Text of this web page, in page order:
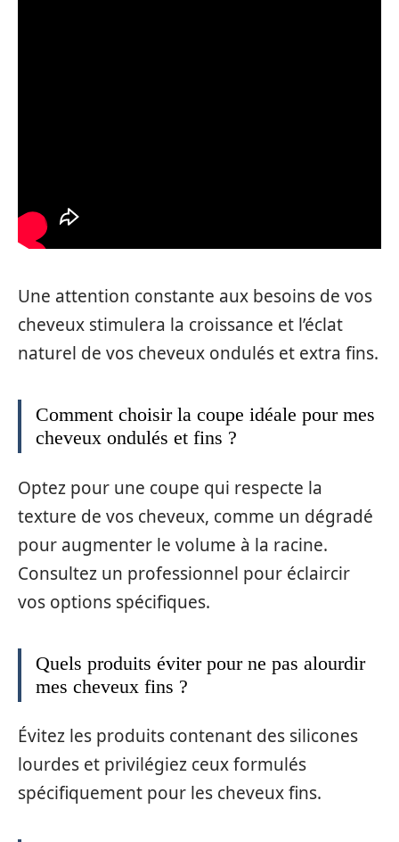
Une attention constante aux besoins de vos
cheveux stimulera la croissance et l’éclat
naturel de vos cheveux ondulés et extra fins.
Comment choisir la coupe idéale pour mes
cheveux ondulés et fins ?
Optez pour une coupe qui respecte la
texture de vos cheveux, comme un dégradé
pour augmenter le volume à la racine.
Consultez un professionnel pour éclaircir
vos options spécifiques.
Quels produits éviter pour ne pas alourdir
mes cheveux fins ?
Évitez les produits contenant des silicones
lourdes et privilégiez ceux formulés
spécifiquement pour les cheveux fins.